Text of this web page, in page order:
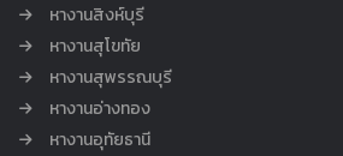
หางานสิงห์บุรี
หางานสุโขทัย
หางานสุพรรณบุรี
หางานอ่างทอง
หางานอุทัยธานี